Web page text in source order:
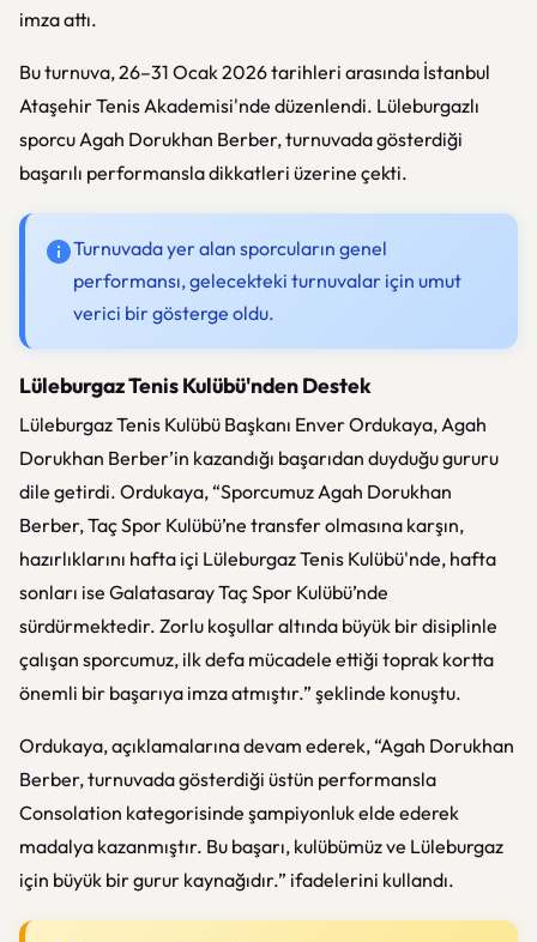
imza attı.
Bu turnuva, 26–31 Ocak 2026 tarihleri arasında İstanbul
Ataşehir Tenis Akademisi'nde düzenlendi. Lüleburgazlı
sporcu Agah Dorukhan Berber, turnuvada gösterdiği
başarılı performansla dikkatleri üzerine çekti.
Turnuvada yer alan sporcuların genel
performansı, gelecekteki turnuvalar için umut
verici bir gösterge oldu.
Lüleburgaz Tenis Kulübü'nden Destek
Lüleburgaz Tenis Kulübü Başkanı Enver Ordukaya, Agah
Dorukhan Berber’in kazandığı başarıdan duyduğu gururu
dile getirdi. Ordukaya, “Sporcumuz Agah Dorukhan
Berber, Taç Spor Kulübü’ne transfer olmasına karşın,
hazırlıklarını hafta içi Lüleburgaz Tenis Kulübü'nde, hafta
sonları ise Galatasaray Taç Spor Kulübü’nde
sürdürmektedir. Zorlu koşullar altında büyük bir disiplinle
çalışan sporcumuz, ilk defa mücadele ettiği toprak kortta
önemli bir başarıya imza atmıştır.” şeklinde konuştu.
Ordukaya, açıklamalarına devam ederek, “Agah Dorukhan
Berber, turnuvada gösterdiği üstün performansla
Consolation kategorisinde şampiyonluk elde ederek
madalya kazanmıştır. Bu başarı, kulübümüz ve Lüleburgaz
için büyük bir gurur kaynağıdır.” ifadelerini kullandı.